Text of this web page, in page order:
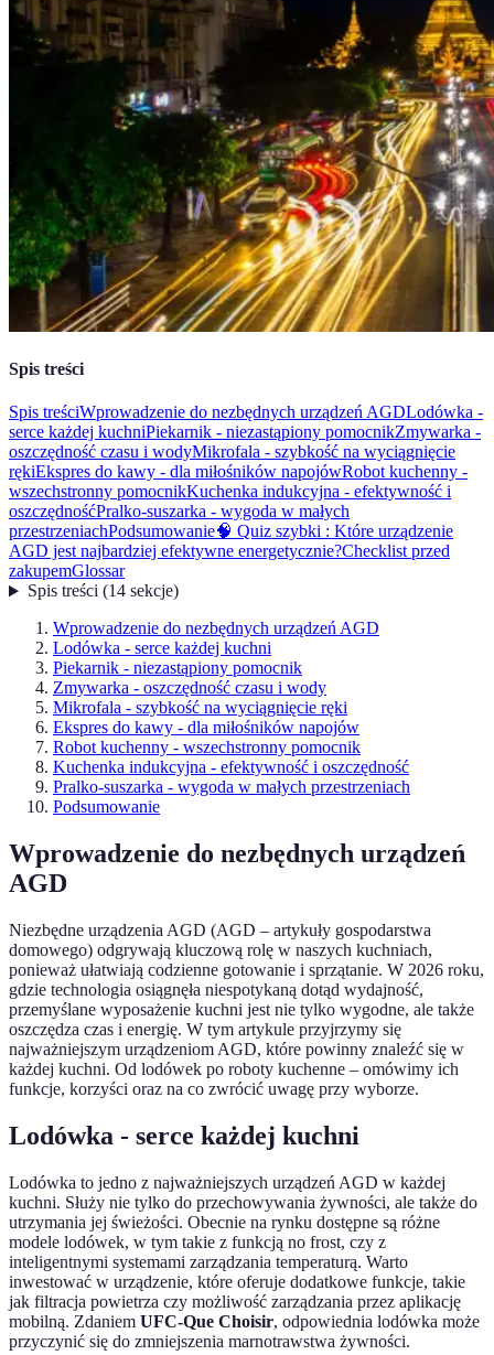
Spis treści
Spis treściWprowadzenie do nezbędnych urządzeń AGDLodówka -
serce każdej kuchniPiekarnik - niezastąpiony pomocnikZmywarka -
oszczędność czasu i wodyMikrofala - szybkość na wyciągnięcie
rękiEkspres do kawy - dla miłośników napojówRobot kuchenny -
wszechstronny pomocnikKuchenka indukcyjna - efektywność i
oszczędnośćPralko-suszarka - wygoda w małych
przestrzeniachPodsumowanie🧠 Quiz szybki : Które urządzenie
AGD jest najbardziej efektywne energetycznie?Checklist przed
zakupemGlossar
Spis treści(14 sekcje)
Wprowadzenie do nezbędnych urządzeń AGD
Lodówka - serce każdej kuchni
Piekarnik - niezastąpiony pomocnik
Zmywarka - oszczędność czasu i wody
Mikrofala - szybkość na wyciągnięcie ręki
Ekspres do kawy - dla miłośników napojów
Robot kuchenny - wszechstronny pomocnik
Kuchenka indukcyjna - efektywność i oszczędność
Pralko-suszarka - wygoda w małych przestrzeniach
Podsumowanie
Wprowadzenie do nezbędnych urządzeń
AGD
Niezbędne urządzenia AGD (AGD – artykuły gospodarstwa
domowego) odgrywają kluczową rolę w naszych kuchniach,
ponieważ ułatwiają codzienne gotowanie i sprzątanie. W 2026 roku,
gdzie technologia osiągnęła niespotykaną dotąd wydajność,
przemyślane wyposażenie kuchni jest nie tylko wygodne, ale także
oszczędza czas i energię. W tym artykule przyjrzymy się
najważniejszym urządzeniom AGD, które powinny znaleźć się w
każdej kuchni. Od lodówek po roboty kuchenne – omówimy ich
funkcje, korzyści oraz na co zwrócić uwagę przy wyborze.
Lodówka - serce każdej kuchni
Lodówka to jedno z najważniejszych urządzeń AGD w każdej
kuchni. Służy nie tylko do przechowywania żywności, ale także do
utrzymania jej świeżości. Obecnie na rynku dostępne są różne
modele lodówek, w tym takie z funkcją no frost, czy z
inteligentnymi systemami zarządzania temperaturą. Warto
inwestować w urządzenie, które oferuje dodatkowe funkcje, takie
jak filtracja powietrza czy możliwość zarządzania przez aplikację
mobilną. Zdaniem UFC-Que Choisir, odpowiednia lodówka może
przyczynić się do zmniejszenia marnotrawstwa żywności.